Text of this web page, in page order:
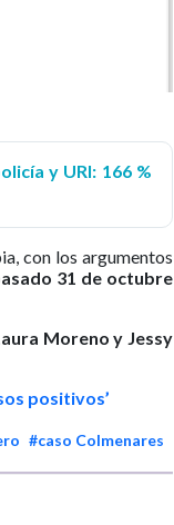
y URI: 166 %
con los argumentos
31 de octubre
Moreno y Jessy
positivos’
#caso Colmenares